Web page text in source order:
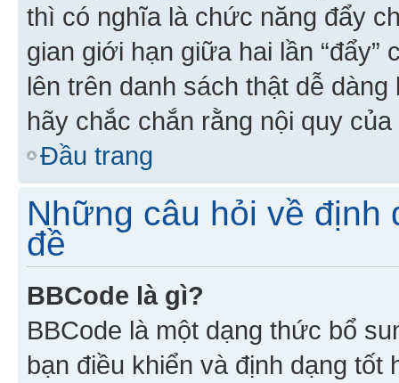
thì có nghĩa là chức năng đẩy
gian giới hạn giữa hai lần “đẩy”
lên trên danh sách thật dễ
hãy chắc chắn rằng nội quy
Đầu trang
Những câu hỏi về định
đề
BBCode là gì?
BBCode là một dạng thức bổ
bạn điều khiển và định dạng